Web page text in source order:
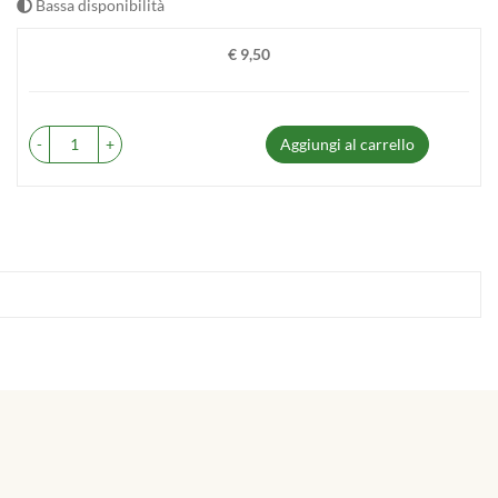
Bassa disponibilità
Prezzo
€ 9,50
- + Aggiungi al carrello